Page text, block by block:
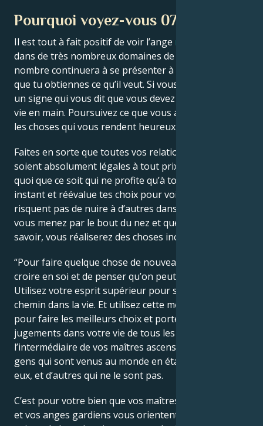
Pourquoi voyez-vous 0707 ?
Il est tout à fait positif de voir l’ange numéro 0707
dans de très nombreux domaines de ta vie. Ce
nombre continuera à se présenter à toi jusqu’à ce
que tu obtiennes ce qu’il veut. Si vous le voyez, c’est
un signe qui vous dit que vous devez prendre votre
vie en main. Poursuivez ce que vous aimez et faites
les choses qui vous rendent heureux et fier.
Faites en sorte que toutes vos relations d’affaires
soient absolument légales à tout prix. Avant de faire
quoi que ce soit qui ne profite qu’à toi, arrête-toi un
instant et réévalue tes choix pour voir s’ils ne
risquent pas de nuire à d’autres dans le futur. Si vous
vous menez par le bout du nez et que vous le faites
savoir, vous réaliserez des choses incroyables.
“Pour faire quelque chose de nouveau, il suffit de
croire en soi et de penser qu’on peut y arriver.
Utilisez votre esprit supérieur pour suivre le bon
chemin dans la vie. Et utilisez cette même perspicacité
pour faire les meilleurs choix et porter les meilleurs
jugements dans votre vie de tous les jours, par
l’intermédiaire de vos maîtres ascensionnés. Il y a des
gens qui sont venus au monde en étant connectés à
eux, et d’autres qui ne le sont pas.
C’est pour votre bien que vos maîtres ascensionnés
et vos anges gardiens vous orientent vers la bonne